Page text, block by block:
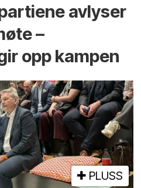
avlyser
–
opp kampen
PLUSS